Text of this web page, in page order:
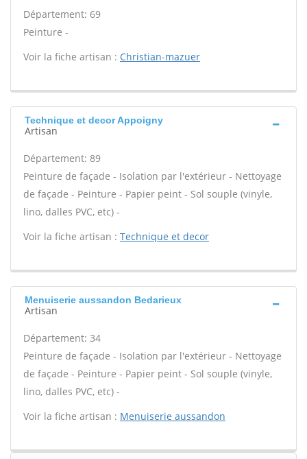
Département: 69
Peinture -
Voir la fiche artisan : Christian-mazuer
Technique et decor Appoigny
Artisan
Département: 89
Peinture de façade - Isolation par l'extérieur - Nettoyage
de façade - Peinture - Papier peint - Sol souple (vinyle,
lino, dalles PVC, etc) -
Voir la fiche artisan : Technique et decor
Menuiserie aussandon Bedarieux
Artisan
Département: 34
Peinture de façade - Isolation par l'extérieur - Nettoyage
de façade - Peinture - Papier peint - Sol souple (vinyle,
lino, dalles PVC, etc) -
Voir la fiche artisan : Menuiserie aussandon